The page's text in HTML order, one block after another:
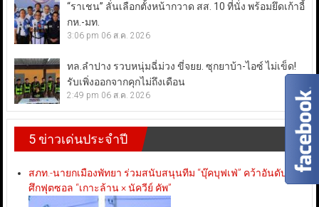
“ราเชน” ลั่นเลือกตั้งหน้ากวาด สส. 10 ที่นั่ง พร้อมยึดเก้าอี้
กห.-มท.
3:06 pm 06 ส.ค. 2026
ทล.ลำปาง รวบหนุ่มฉี่ม่วง ขี่จยย. ซุกยาบ้า-ไอซ์ ไม่เข็ด!
รับเพิ่งออกจากคุกไม่ถึงเดือน
2:49 pm 06 ส.ค. 2026
5 ข่าวเด่นประจำปี
สภท.-นายกเมืองพัทยา ร่วมสนับสนุนทีม “บุ๊คบุฟเฟ่” คว้าอันดับ 3
ศึกฟุตซอล “เกาะล้าน × นัควีย์ คัพ”